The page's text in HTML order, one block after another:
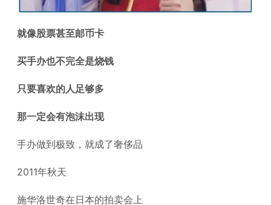
就像股票甚至邮币卡
买手办也不完全是烧钱
只要喜欢的人足够多
那一定会有泡沫出现
手办做到极致，就成了奢侈品
2011年秋天
施华洛世奇在日本的拍卖会上